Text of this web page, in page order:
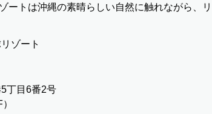
ートは沖縄の素晴らしい自然に触れながら、
丁目6番2号